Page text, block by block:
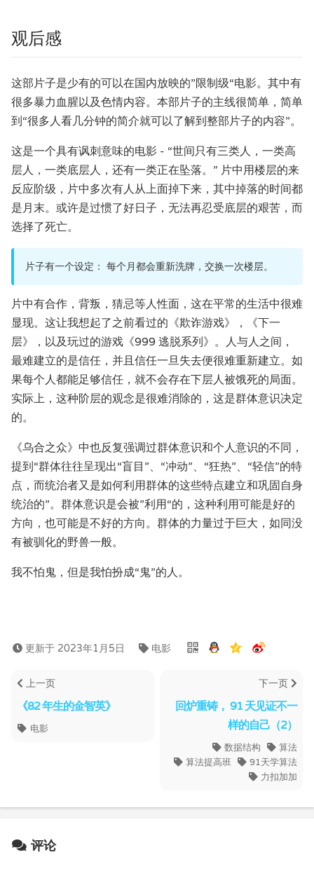
观后感
这部片子是少有的可以在国内放映的”限制级“电影。其中有
很多暴力血腥以及色情内容。本部片子的主线很简单，简单
到“很多人看几分钟的简介就可以了解到整部片子的内容”。
这是一个具有讽刺意味的电影 - “世间只有三类人，一类高
层人，一类底层人，还有一类正在坠落。” 片中用楼层的来
反应阶级，片中多次有人从上面掉下来，其中掉落的时间都
是月末。或许是过惯了好日子，无法再忍受底层的艰苦，而
选择了死亡。
片子有一个设定： 每个月都会重新洗牌，交换一次楼层。
片中有合作，背叛，猜忌等人性面，这在平常的生活中很难
显现。这让我想起了之前看过的《欺诈游戏》，《下一
层》，以及玩过的游戏《999 逃脱系列》。人与人之间，
最难建立的是信任，并且信任一旦失去便很难重新建立。如
果每个人都能足够信任，就不会存在下层人被饿死的局面。
实际上，这种阶层的观念是很难消除的，这是群体意识决定
的。
《乌合之众》中也反复强调过群体意识和个人意识的不同，
提到“群体往往呈现出“盲目”、“冲动”、“狂热”、“轻信”的特
点，而统治者又是如何利用群体的这些特点建立和巩固自身
统治的”。群体意识是会被”利用“的，这种利用可能是好的
方向，也可能是不好的方向。群体的力量过于巨大，如同没
有被驯化的野兽一般。
我不怕鬼，但是我怕扮成“鬼”的人。
更新于 2023年1月5日 电影
上一页
《82 年生的金智英》
电影
下一页
回炉重铸， 91 天见证不一
样的自己（2）
数据结构
算法
算法提高班
91天学算法
力扣加加
评论